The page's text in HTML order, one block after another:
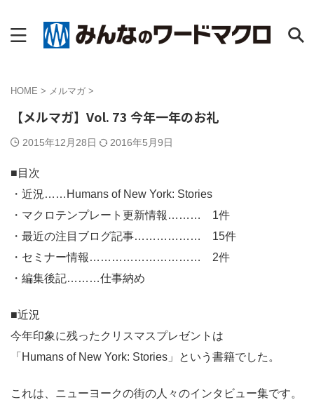
HOME > メルマガ >
【メルマガ】Vol. 73 今年一年のお礼
2015年12月28日 2016年5月9日
■目次
・近況……Humans of New York: Stories
・マクロテンプレート更新情報……… 1件
・最近の注目ブログ記事……………… 15件
・セミナー情報………………………… 2件
・編集後記………仕事納め
■近況
今年印象に残ったクリスマスプレゼントは
「Humans of New York: Stories」という書籍でした。
これは、ニューヨークの街の人々のインタビュー集です。